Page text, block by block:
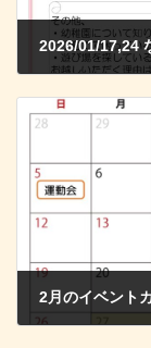
2026/01/17,24
2月のイベント